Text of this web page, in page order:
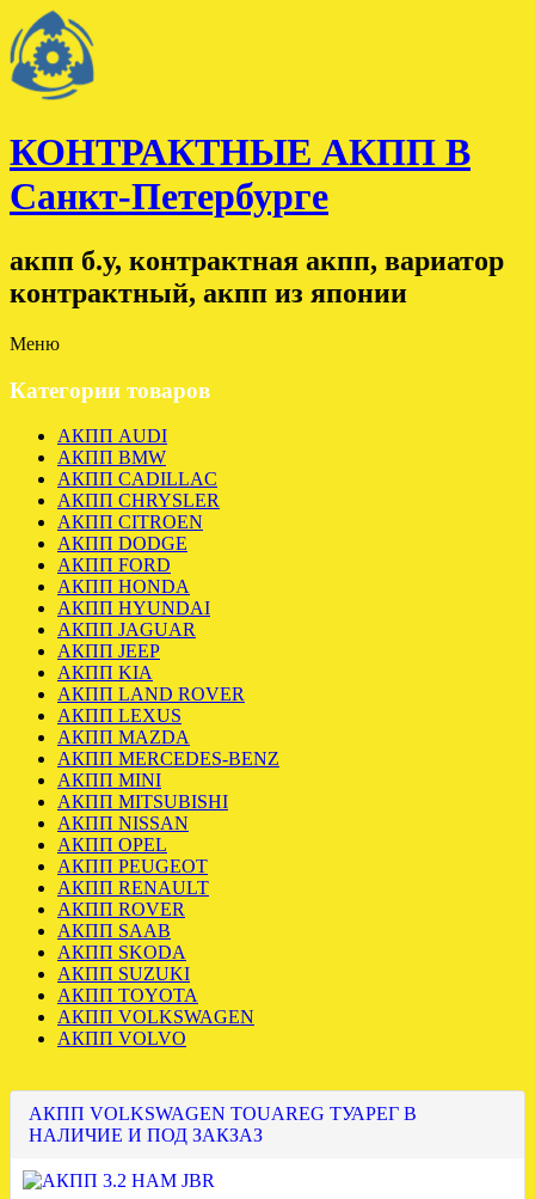
КОНТРАКТНЫЕ АКПП В
Санкт-Петербурге
акпп б.у, контрактная акпп, вариатор
контрактный, акпп из японии
Меню
Категории товаров
АКПП AUDI
АКПП BMW
АКПП CADILLAC
АКПП CHRYSLER
АКПП CITROEN
АКПП DODGE
АКПП FORD
АКПП HONDA
АКПП HYUNDAI
АКПП JAGUAR
АКПП JEEP
АКПП KIA
АКПП LAND ROVER
АКПП LEXUS
АКПП MAZDA
АКПП MERCEDES-BENZ
АКПП MINI
АКПП MITSUBISHI
АКПП NISSAN
АКПП OPEL
АКПП PEUGEOT
АКПП RENAULT
АКПП ROVER
АКПП SAAB
АКПП SKODA
АКПП SUZUKI
АКПП TOYOTA
АКПП VOLKSWAGEN
АКПП VOLVO
АКПП VOLKSWAGEN TOUAREG ТУАРЕГ В
НАЛИЧИЕ И ПОД ЗАКЗАЗ